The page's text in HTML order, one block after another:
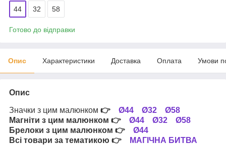
44 32 58
Готово до відправки
Опис Характеристики Доставка Оплата Умови
Опис
Значки з цим малюнком 👉 Ø44 Ø32
Ø58
Магніти з цим малюнком 👉 Ø44 Ø32
Ø58
Брелоки з цим малюнком 👉 Ø44
Всі товари за тематикою 👉
МАГІЧНА БИТВА